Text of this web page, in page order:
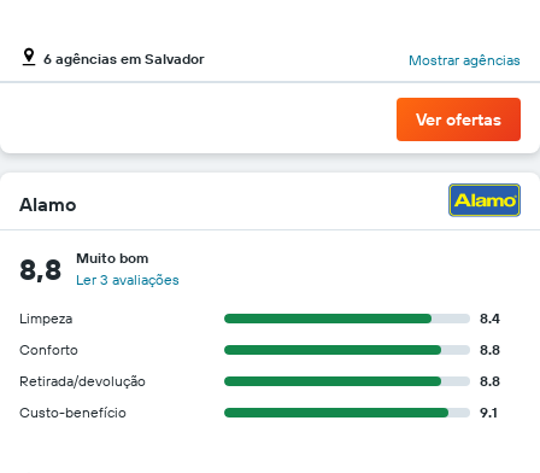
empresas
fornecidas
6 agências em Salvador Mostrar agências
Ver ofertas
Alamo
8,8
Muito bom
Ler 3 avaliações
Limpeza
8.4
Conforto
8.8
Retirada/devolução
8.8
Custo-benefício
9.1